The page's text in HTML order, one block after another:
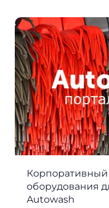
Корпоративный
оборудования
Autowash